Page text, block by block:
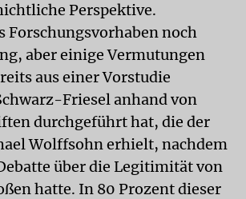
Perspektive.
Forschungsvorhaben noch
aber einige Vermutungen
aus einer Vorstudie
Friesel anhand von
durchgeführt hat, die der
Wolffsohn erhielt, nachdem
über die Legitimität von
hatte. In 80 Prozent dieser